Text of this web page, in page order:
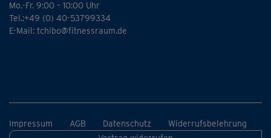
Mo.-Fr. 9:00 – 10:00 Uhr
Tel.:+49 (0) 40-53799334
E-Mail: tchibo@fitnessraum.de
Impressum AGB Datenschutz
Widerrufsbelehrung